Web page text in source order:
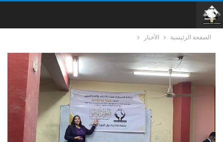
الصفحة الرئيسية الأخبار